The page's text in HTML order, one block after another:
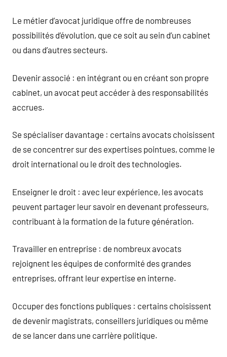
Le métier d’avocat juridique offre de nombreuses
possibilités d’évolution, que ce soit au sein d’un cabinet
ou dans d’autres secteurs.
Devenir associé : en intégrant ou en créant son propre
cabinet, un avocat peut accéder à des responsabilités
accrues.
Se spécialiser davantage : certains avocats choisissent
de se concentrer sur des expertises pointues, comme le
droit international ou le droit des technologies.
Enseigner le droit : avec leur expérience, les avocats
peuvent partager leur savoir en devenant professeurs,
contribuant à la formation de la future génération.
Travailler en entreprise : de nombreux avocats
rejoignent les équipes de conformité des grandes
entreprises, offrant leur expertise en interne.
Occuper des fonctions publiques : certains choisissent
de devenir magistrats, conseillers juridiques ou même
de se lancer dans une carrière politique.